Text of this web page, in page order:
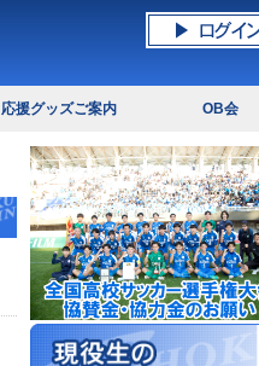
応援グッズご案内 OB会